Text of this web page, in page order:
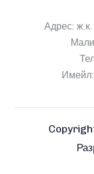
Адрес:
Имейл: